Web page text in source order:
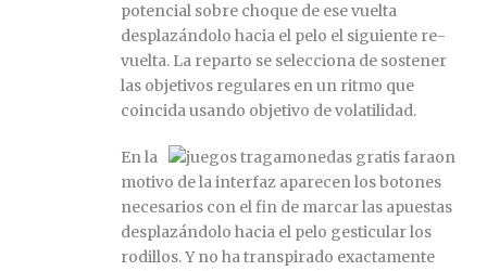
potencial sobre choque de ese vuelta
desplazándolo hacia el pelo el siguiente re-
vuelta. La reparto se selecciona de sostener
las objetivos regulares en un ritmo que
coincida usando objetivo de volatilidad.
En la
motivo de la interfaz aparecen los botones
necesarios con el fin de marcar las apuestas
desplazándolo hacia el pelo gesticular los
rodillos. Y no ha transpirado exactamente